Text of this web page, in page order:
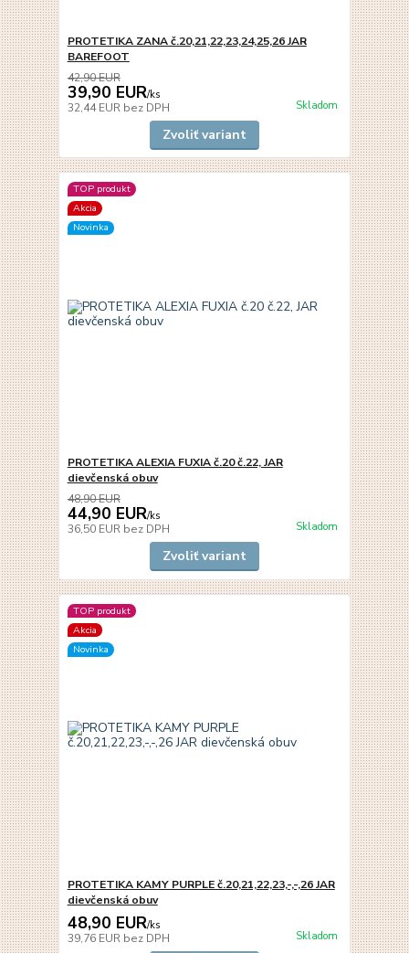
PROTETIKA ZANA č.20,21,22,23,24,25,26 JAR
BAREFOOT
42,90 EUR
39,90 EUR/ks
32,44 EUR bez DPH Skladom
Zvoliť variant
TOP produkt
Akcia
Novinka
PROTETIKA ALEXIA FUXIA č.20 č.22, JAR
dievčenská obuv
48,90 EUR
44,90 EUR/ks
36,50 EUR bez DPH Skladom
Zvoliť variant
TOP produkt
Akcia
Novinka
PROTETIKA KAMY PURPLE č.20,21,22,23,-,-,26 JAR
dievčenská obuv
48,90 EUR/ks
39,76 EUR bez DPH Skladom